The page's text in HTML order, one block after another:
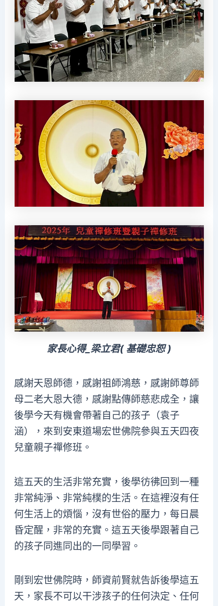
家長心得_梁立君( 基礎忠恕 )
感謝天恩師德，感謝祖師鴻慈，感謝師尊師
母二老大恩大德，感謝點傳師慈悲成全，讓
後學今天有機會帶著自己的孩子（袁子
涵），來到安東道場宏世佛院參與五天四夜
兒童親子禪修班。
這五天的生活非常充實，後學彷彿回到一種
非常純淨、非常純樸的生活。在這裡沒有任
何生活上的煩惱，沒有世俗的壓力，每日晨
昏定醒，非常的充實。這五天後學跟著自己
的孩子同進同出的一同學習。
剛到宏世佛院時，師資前賢就告訴後學這五
天，家長不可以干涉孩子的任何決定、任何